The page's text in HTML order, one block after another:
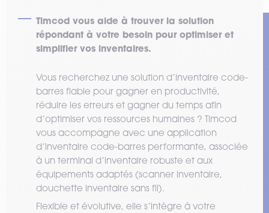
Timcod vous aide à trouver la solution
répondant à votre besoin pour optimiser et
simplifier vos inventaires.
Vous recherchez une solution d’inventaire code-
barres fiable pour gagner en productivité,
réduire les erreurs et gagner du temps afin
d’optimiser vos ressources humaines ? Timcod
vous accompagne avec une application
d’inventaire code-barres performante, associée
à un terminal d’inventaire robuste et aux
équipements adaptés (scanner inventaire,
douchette inventaire sans fil).
Flexible et évolutive, elle s’intègre à votre